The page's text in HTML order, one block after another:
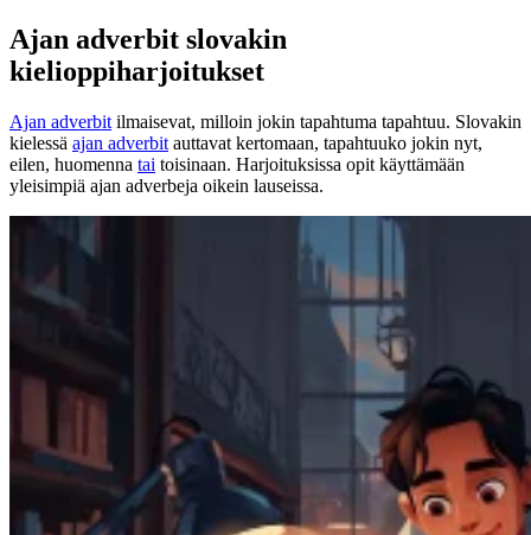
Ajan adverbit slovakin
kielioppiharjoitukset
Ajan adverbit ilmaisevat, milloin jokin tapahtuma tapahtuu. Slovakin
kielessä ajan adverbit auttavat kertomaan, tapahtuuko jokin nyt,
eilen, huomenna tai toisinaan. Harjoituksissa opit käyttämään
yleisimpiä ajan adverbeja oikein lauseissa.